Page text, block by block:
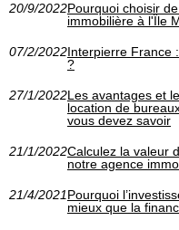
20/9/2022Pourquoi choisir
immobilière à l'Île
07/2/2022Interpierre France
?
27/1/2022Les avantages et
location de
vous devez savoir
21/1/2022Calculez la valeur
notre agence
21/4/2021Pourquoi
mieux que la